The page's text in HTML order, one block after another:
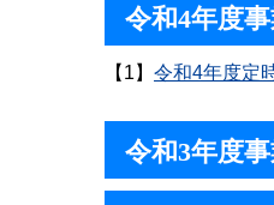
令和4年度
【1】 令和4年度定
令和3年度